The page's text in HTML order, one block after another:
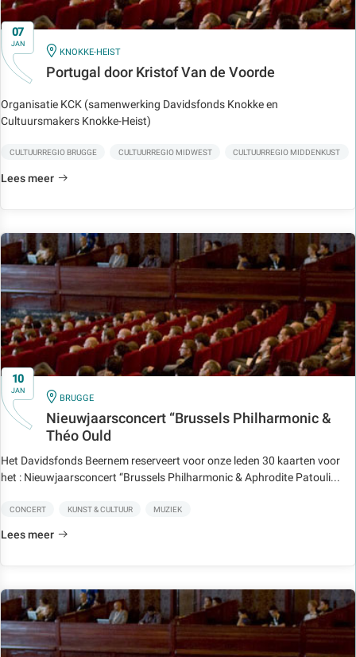
07
JAN
IN
KNOKKE-HEIST
Portugal door Kristof Van de Voorde
Organisatie KCK (samenwerking Davidsfonds Knokke en
Cultuursmakers Knokke-Heist)
CULTUURREGIO BRUGGE CULTUURREGIO MIDWEST CULTUURREGIO MIDDENKUST
Lees meer
10
JAN
IN
BRUGGE
Nieuwjaarsconcert “Brussels Philharmonic &
Théo Ould
Het Davidsfonds Beernem reserveert voor onze leden 30 kaarten voor
het : Nieuwjaarsconcert “Brussels Philharmonic & Aphrodite Patouli...
CONCERT KUNST & CULTUUR MUZIEK
Lees meer